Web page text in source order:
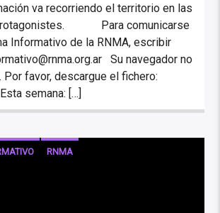
va recorriendo el territorio en las
Para comunicarse
Informativo de la RNMA, escribir
Su navegador no
Por favor, descargue el fichero:
semana: […]
RNMA